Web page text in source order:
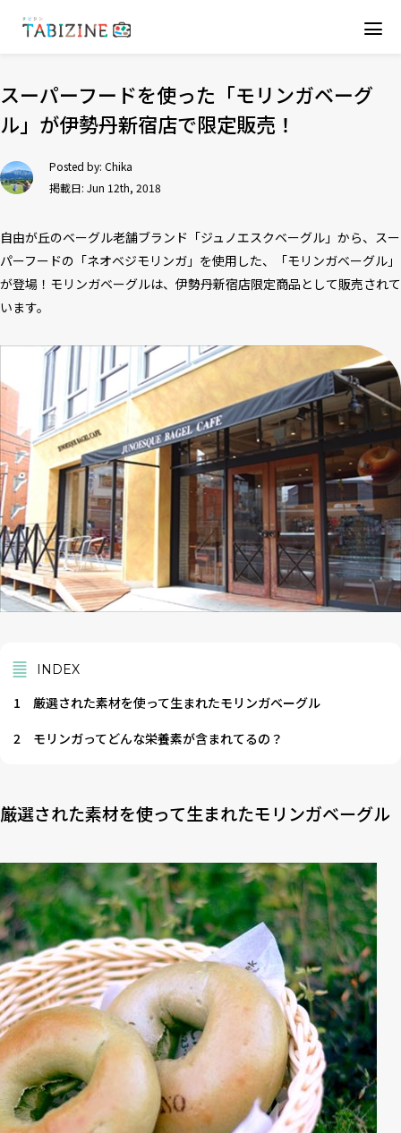
スーパーフードを使った「モリンガベーグ
ル」が伊勢丹新宿店で限定販売！
Posted by: Chika
掲載日: Jun 12th, 2018
自由が丘のベーグル老舗ブランド「ジュノエスクベーグル」から、スー
パーフードの「ネオベジモリンガ」を使用した、「モリンガベーグル」
が登場！モリンガベーグルは、伊勢丹新宿店限定商品として販売されて
います。
INDEX
1
厳選された素材を使って生まれたモリンガベーグル
2
モリンガってどんな栄養素が含まれてるの？
厳選された素材を使って生まれたモリンガベーグル